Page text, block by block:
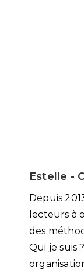
Estelle -
Depuis
lecteurs à
des
Qui je suis